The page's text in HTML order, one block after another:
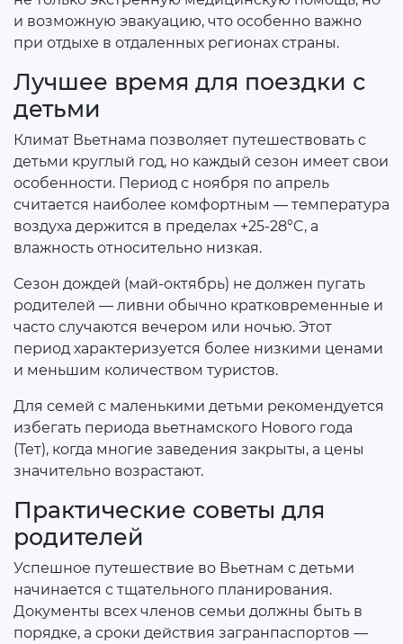
и возможную эвакуацию, что особенно важно
при отдыхе в отдаленных регионах страны.
Лучшее время для поездки с
детьми
Климат Вьетнама позволяет путешествовать с
детьми круглый год, но каждый сезон имеет свои
особенности. Период с ноября по апрель
считается наиболее комфортным — температура
воздуха держится в пределах +25-28°C, а
влажность относительно низкая.
Сезон дождей (май-октябрь) не должен пугать
родителей — ливни обычно кратковременные и
часто случаются вечером или ночью. Этот
период характеризуется более низкими ценами
и меньшим количеством туристов.
Для семей с маленькими детьми рекомендуется
избегать периода вьетнамского Нового года
(Тет), когда многие заведения закрыты, а цены
значительно возрастают.
Практические советы для
родителей
Успешное путешествие во Вьетнам с детьми
начинается с тщательного планирования.
Документы всех членов семьи должны быть в
порядке, а сроки действия загранпаспортов —